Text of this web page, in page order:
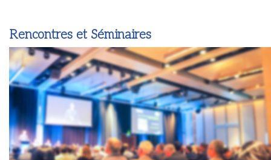
Rencontres et Séminaires